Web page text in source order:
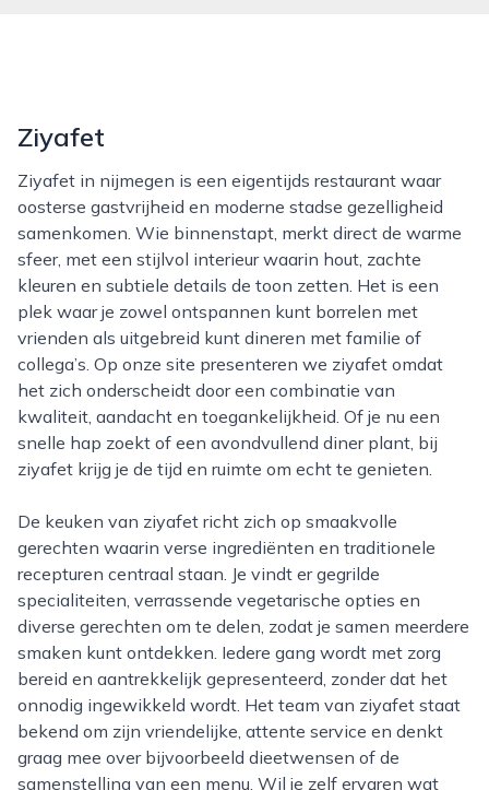
Ziyafet
Ziyafet in nijmegen is een eigentijds restaurant waar
oosterse gastvrijheid en moderne stadse gezelligheid
samenkomen. Wie binnenstapt, merkt direct de warme
sfeer, met een stijlvol interieur waarin hout, zachte
kleuren en subtiele details de toon zetten. Het is een
plek waar je zowel ontspannen kunt borrelen met
vrienden als uitgebreid kunt dineren met familie of
collega’s. Op onze site presenteren we ziyafet omdat
het zich onderscheidt door een combinatie van
kwaliteit, aandacht en toegankelijkheid. Of je nu een
snelle hap zoekt of een avondvullend diner plant, bij
ziyafet krijg je de tijd en ruimte om echt te genieten.
De keuken van ziyafet richt zich op smaakvolle
gerechten waarin verse ingrediënten en traditionele
recepturen centraal staan. Je vindt er gegrilde
specialiteiten, verrassende vegetarische opties en
diverse gerechten om te delen, zodat je samen meerdere
smaken kunt ontdekken. Iedere gang wordt met zorg
bereid en aantrekkelijk gepresenteerd, zonder dat het
onnodig ingewikkeld wordt. Het team van ziyafet staat
bekend om zijn vriendelijke, attente service en denkt
graag mee over bijvoorbeeld dieetwensen of de
samenstelling van een menu. Wil je zelf ervaren wat